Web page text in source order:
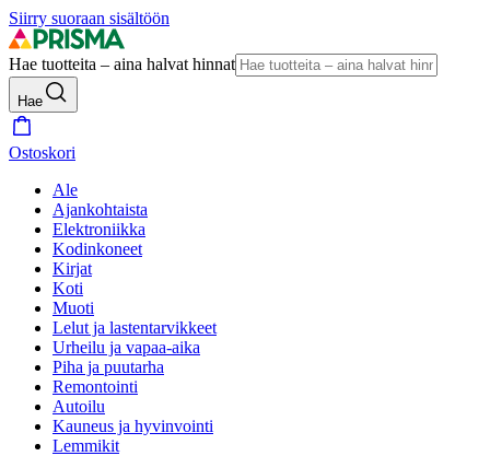
Siirry suoraan sisältöön
Hae tuotteita – aina halvat hinnat
Hae
Ostoskori
Ale
Ajankohtaista
Elektroniikka
Kodinkoneet
Kirjat
Koti
Muoti
Lelut ja lastentarvikkeet
Urheilu ja vapaa-aika
Piha ja puutarha
Remontointi
Autoilu
Kauneus ja hyvinvointi
Lemmikit